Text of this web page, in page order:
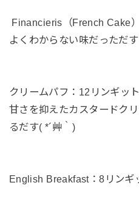
Financieris（French Cake
よくわからない味だっただす
クリームパフ：12リンギッ
甘さを抑えたカスタードク
るだす( *´艸｀)
English Breakfast：8リンギ